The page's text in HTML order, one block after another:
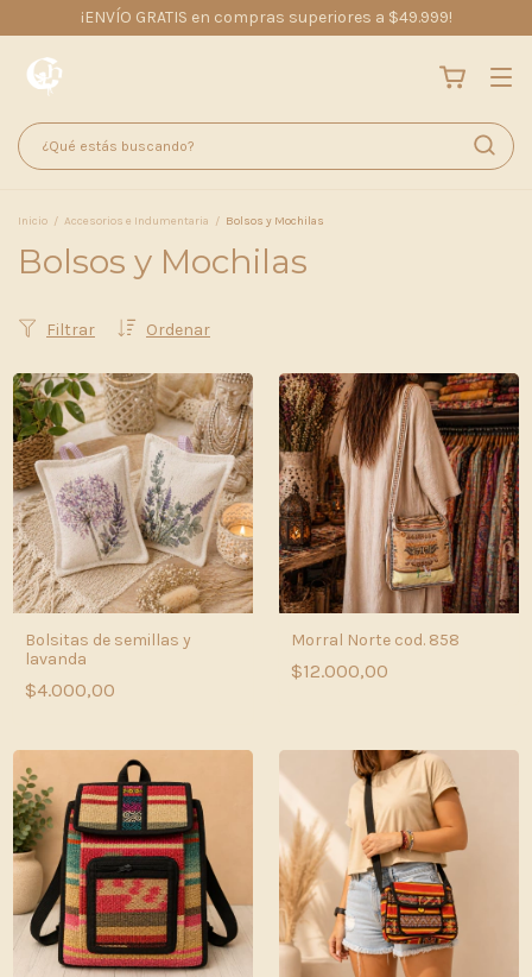
¡ENVÍO GRATIS en compras superiores a $49.999!
Inicio / Accesorios e Indumentaria / Bolsos y Mochilas
Bolsos y Mochilas
Ordenar
Filtrar
Bolsitas de semillas y
lavanda
$4.000,00
Morral Norte cod. 858
$12.000,00